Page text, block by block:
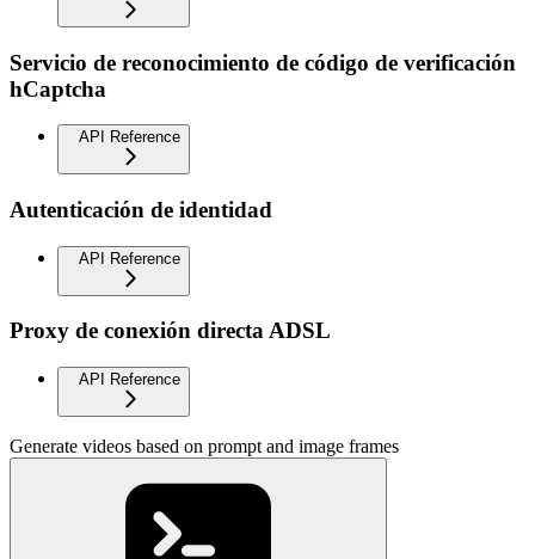
Servicio de reconocimiento de código de verificación
hCaptcha
API Reference
Autenticación de identidad
API Reference
Proxy de conexión directa ADSL
API Reference
Generate videos based on prompt and image frames